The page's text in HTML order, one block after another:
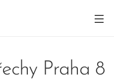
Praha 8